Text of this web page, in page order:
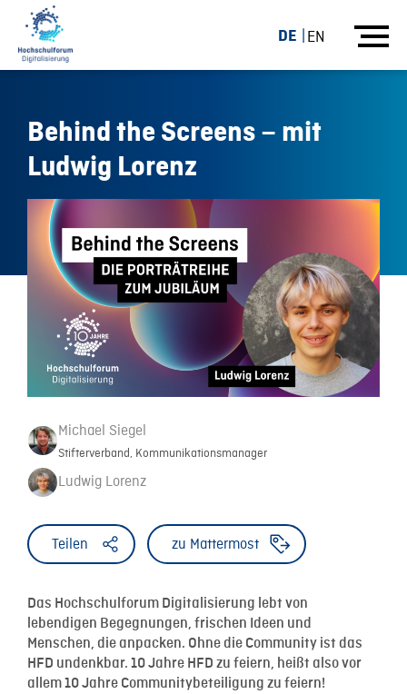
DE EN
Behind the Screens – mit
Ludwig Lorenz
Michael Siegel
Stifterverband, Kommunikationsmanager
Ludwig Lorenz
Teilen zu Mattermost
Das Hochschulforum Digitalisierung lebt von
lebendigen Begegnungen, frischen Ideen und
Menschen, die anpacken. Ohne die Community ist das
HFD undenkbar. 10 Jahre HFD zu feiern, heißt also vor
allem 10 Jahre Communitybeteiligung zu feiern!